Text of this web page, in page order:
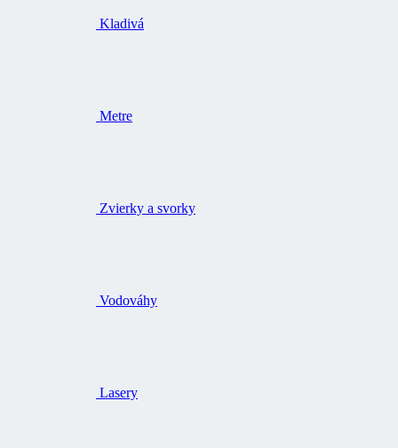
Kladivá
Metre
Zvierky a svorky
Vodováhy
Lasery